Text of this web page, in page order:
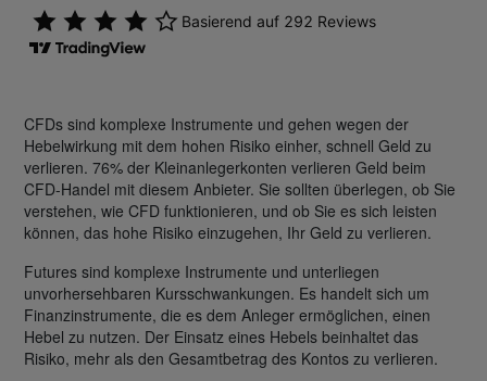
CFDs sind komplexe Instrumente und gehen wegen der
Hebelwirkung mit dem hohen Risiko einher, schnell Geld zu
verlieren. 76% der Kleinanlegerkonten verlieren Geld beim
CFD-Handel mit diesem Anbieter. Sie sollten überlegen, ob Sie
verstehen, wie CFD funktionieren, und ob Sie es sich leisten
können, das hohe Risiko einzugehen, Ihr Geld zu verlieren.
Futures sind komplexe Instrumente und unterliegen
unvorhersehbaren Kursschwankungen. Es handelt sich um
Finanzinstrumente, die es dem Anleger ermöglichen, einen
Hebel zu nutzen. Der Einsatz eines Hebels beinhaltet das
Risiko, mehr als den Gesamtbetrag des Kontos zu verlieren.